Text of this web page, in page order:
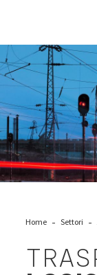
trasporti-
Home Settori